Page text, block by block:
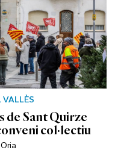
de Sant Quirze
col·lectiu